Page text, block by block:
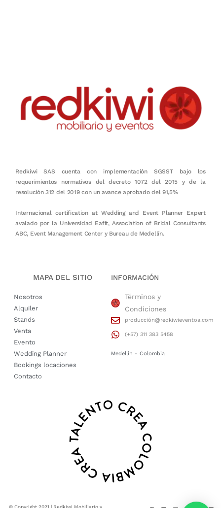
Redkiwi SAS cuenta con implementación SGSST bajo los
requerimientos normativos del decreto 1072 del 2015 y de la
resolución 312 del 2019 con un avance aprobado del 91,5%
Internacional certification at Wedding and Event Planner Expert
avalado por la Universidad Eafit, Association of Bridal Consultants
ABC, Event Management Center y Bureau de Medellín.
MAPA DEL SITIO
Nosotros
Alquiler
Stands
Venta
Evento
Wedding Planner
Bookings locaciones
Contacto
INFORMACIÓN
Términos y
Condiciones
producción@redkiwieventos.com
(+57) 311 383 5458
Medellin - Colombia
© Copyright 2021 | Redkiwi Mobiliario y